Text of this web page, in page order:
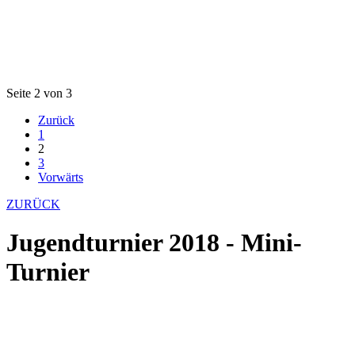
Seite 2 von 3
Zurück
1
2
3
Vorwärts
ZURÜCK
Jugendturnier 2018 - Mini-
Turnier